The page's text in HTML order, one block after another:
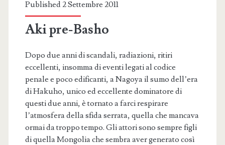
Published 2 Settembre 2011
Aki pre-Basho
Dopo due anni di scandali, radiazioni, ritiri
eccellenti, insomma di eventi legati al codice
penale e poco edificanti, a Nagoya il sumo dell’era
di Hakuho, unico ed eccellente dominatore di
questi due anni, è tornato a farci respirare
l’atmosfera della sfida serrata, quella che mancava
ormai da troppo tempo. Gli attori sono sempre figli
di quella Mongolia che sembra aver generato così